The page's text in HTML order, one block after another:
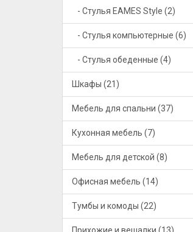
- Стулья EAMES Style (2)
- Стулья компьютерные (6)
- Стулья обеденные (4)
Шкафы (21)
Мебель для спальни (37)
Кухонная мебель (7)
Мебель для детской (8)
Офисная мебель (14)
Тумбы и комоды (22)